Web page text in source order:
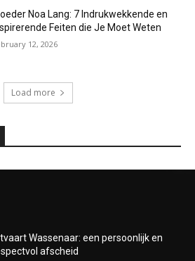
Noa Lang: 7 Indrukwekkende en
Feiten die Je Moet Weten
12, 2026
Load more
Wassenaar: een persoonlijk en
afscheid